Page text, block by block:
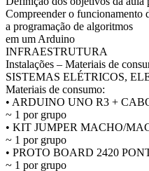
Compreender o funcionamento
a programação de algoritmos
em um Arduino
INFRAESTRUTURA
Instalações – Materiais de
SISTEMAS ELÉTRICOS,
Materiais de consumo:
• ARDUINO UNO R3 +
~ 1 por grupo
• KIT JUMPER MACHO/
~ 1 por grupo
• PROTO BOARD 2420
~ 1 por grupo